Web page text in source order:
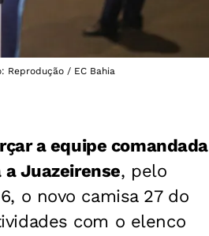
Reprodução / EC Bahia
a equipe comandada
a Juazeirense, pelo
o novo camisa 27 do
com o elenco